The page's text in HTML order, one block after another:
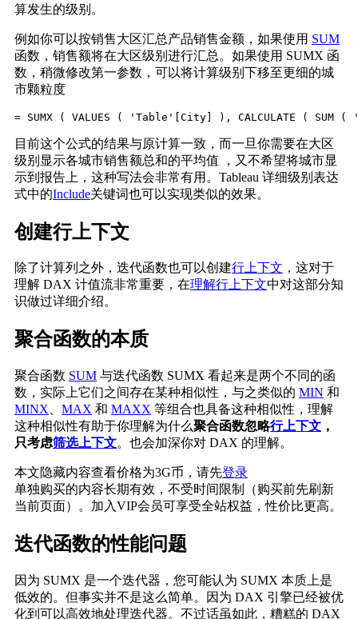
算发生的级别。
例如你可以按销售大区汇总产品销售金额，如果使用 SUM
函数，销售额将在大区级别进行汇总。如果使用 SUMX 函
数，稍微修改第一参数，可以将计算级别下移至更细的城
市颗粒度
= SUMX ( VALUES ( 'Table'[City] ), CALCULATE (
目前这个公式的结果与原计算一致，而一旦你需要在大区
级别显示各城市销售额总和的平均值 ，又不希望将城市显
示到报告上，这种写法会非常有用。Tableau 详细级别表达
式中的Include关键词也可以实现类似的效果。
创建行上下文
除了计算列之外，迭代函数也可以创建行上下文 ，这对于
理解 DAX 计值流非常重要，在理解行上下文中对这部分知
识做过详细介绍。
聚合函数的本质
聚合函数 SUM 与迭代函数 SUMX 看起来是两个不同的函
数，实际上它们之间存在某种相似性，与之类似的 MIN 和
MINX
MAX 和 MAXX 等组合也具备这种相似性，理解
这种相似性有助于你理解为什么聚合函数忽略行上下文 ，
只考虑筛选上下文。也会加深你对 DAX 的理解。
本文隐藏内容查看价格为3G币，请先登录
单独购买的内容长期有效，不受时间限制（购买前先刷新
当前页面）。加入VIP会员可享受全站权益，性价比更高。
迭代函数的性能问题
因为 SUMX 是一个迭代器，您可能认为 SUMX 本质上是
低效的。 但事实并不是这么简单。因为 DAX 引擎已经被优
化到可以高效地处理迭代器。不过话虽如此，糟糕的 DAX